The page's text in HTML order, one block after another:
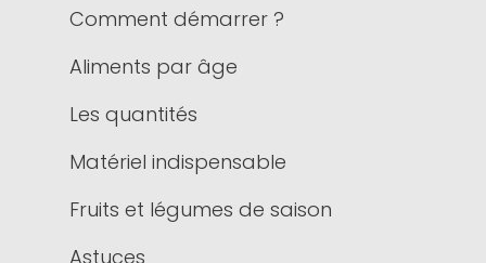
Comment démarrer ?
Aliments par âge
Les quantités
Matériel indispensable
Fruits et légumes de saison
Astuces